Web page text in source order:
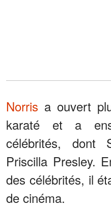
Norris a ouvert
karaté et a
célébrités, dont
Priscilla Presley.
des célébrités, il
de cinéma.